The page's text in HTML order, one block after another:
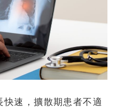
速，擴散期患者不適